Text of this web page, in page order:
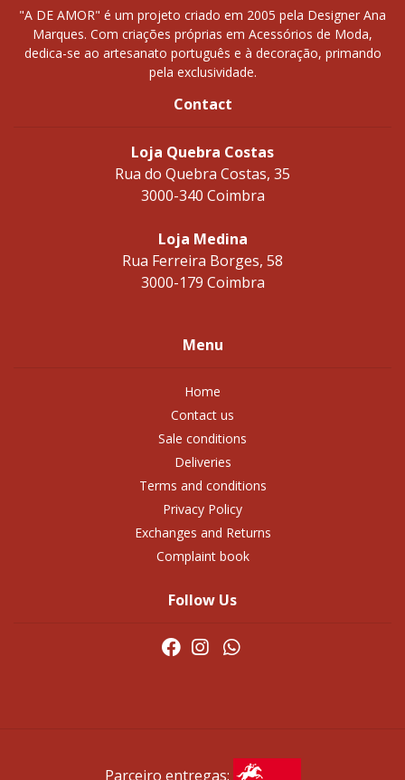
"A DE AMOR" é um projeto criado em 2005 pela Designer Ana
Marques. Com criações próprias em Acessórios de Moda,
dedica-se ao artesanato português e à decoração, primando
pela exclusividade.
Contact
Loja Quebra Costas
Rua do Quebra Costas, 35
3000-340 Coimbra
Loja Medina
Rua Ferreira Borges, 58
3000-179 Coimbra
Menu
Home
Contact us
Sale conditions
Deliveries
Terms and conditions
Privacy Policy
Exchanges and Returns
Complaint book
Follow Us
Parceiro entregas: